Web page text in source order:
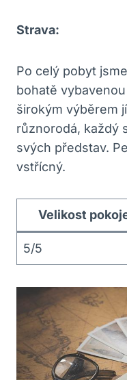
Strava:
Po celý pobyt
bohatě
širokým výběrem
různorodá, každý
svých představ.
vstřícný.
Velikost
5/5